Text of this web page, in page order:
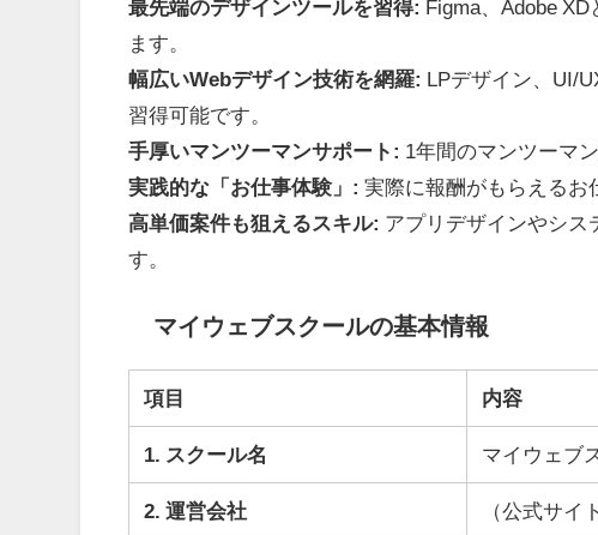
最先端のデザインツールを習得: Figma、Adobe
ます。
幅広いWebデザイン技術を網羅: LPデザイン、UI/
習得可能です。
手厚いマンツーマンサポート: 1年間のマンツーマ
実践的な「お仕事体験」: 実際に報酬がもらえるお
高単価案件も狙えるスキル: アプリデザインやシス
す。
マイウェブスクールの基本情報
項目 内容
1. スクール名 マイウェブ
2. 運営会社 （公式サイ